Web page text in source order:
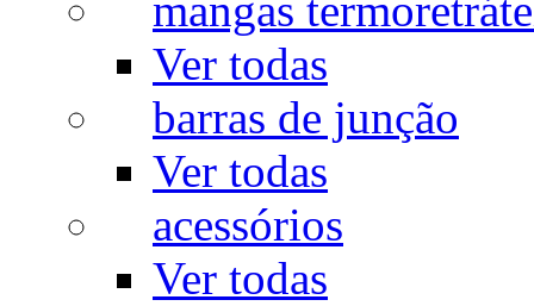
mangas
Ver todas
barras de junção
Ver todas
acessórios
Ver todas